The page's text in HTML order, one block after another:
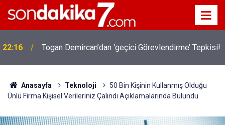
22:16 Togan Demircan’dan ‘geçici Görevlendirme’ Tepkisi!
Anasayfa Teknoloji
50 Bin Kişinin Kullanmış Olduğu
Ünlü Firma Kişisel Verileriniz Çalındı Açıklamalarında Bulundu